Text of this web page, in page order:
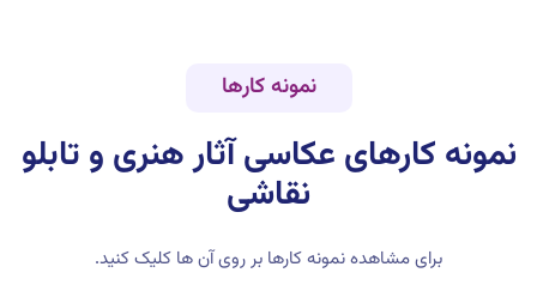
نمونه کارها
نمونه کارهای عکاسی آثار هنری و تابلو
نقاشی
برای مشاهده نمونه کارها بر روی آن ها کلیک کنید.
نمونه عکس تبلیغاتی محصول